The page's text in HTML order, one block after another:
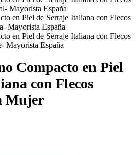
Compacto en Piel
con Flecos
Mujer